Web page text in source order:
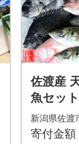
佐渡産
魚セッ
新潟県佐渡
寄付金額